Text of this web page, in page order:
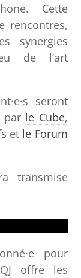
Cette
rencontres,
synergies
de l’art
seront
par le Cube,
et le Forum
transmise
pour
offre les